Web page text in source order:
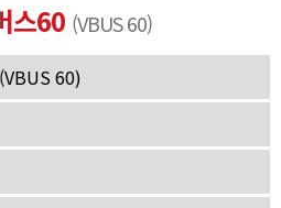
스60 (VBUS 60)